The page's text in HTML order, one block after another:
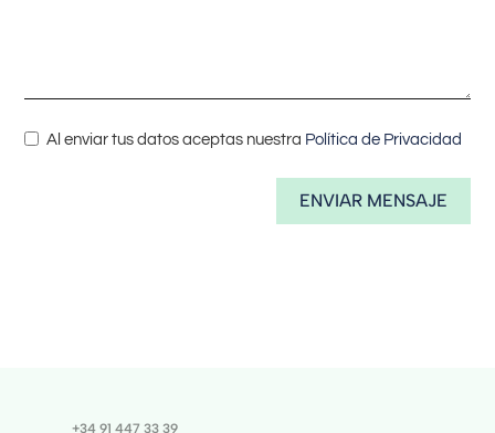
Al enviar tus datos aceptas nuestra Política de Privacidad
ENVIAR MENSAJE
+34 91 447 33 39